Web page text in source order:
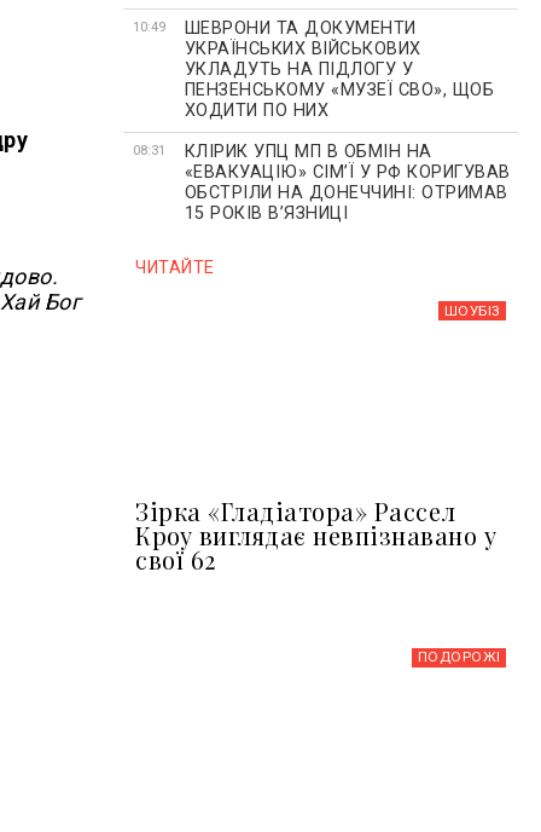
Бог
10:49
ШЕВРОНИ ТА ДОКУМЕНТИ
УКРАЇНСЬКИХ ВІЙСЬКОВИХ
УКЛАДУТЬ НА ПІДЛОГУ У
ПЕНЗЕНСЬКОМУ «МУЗЕЇ СВО», ЩОБ
ХОДИТИ ПО НИХ
08:31
КЛІРИК УПЦ МП В ОБМІН НА
«ЕВАКУАЦІЮ» СІМʼЇ У РФ КОРИГУВАВ
ОБСТРІЛИ НА ДОНЕЧЧИНІ: ОТРИМАВ
15 РОКІВ ВʼЯЗНИЦІ
ЧИТАЙТЕ
ШОУБIЗ
Зірка «Гладіатора» Рассел
Кроу виглядає невпізнавано у
свої 62
ПОДОРОЖІ